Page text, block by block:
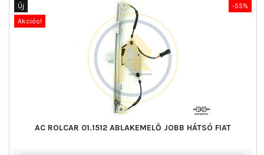
-55%
Új
Akciós!
AC ROLCAR 01.1512 ABLAKEMELŐ JOBB HÁTSÓ FIAT